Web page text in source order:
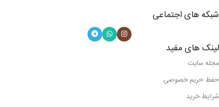
شبکه های اجتماعی
لینک های مفید
مجله سایت
حفظ حریم خصوصی
شرایط خرید